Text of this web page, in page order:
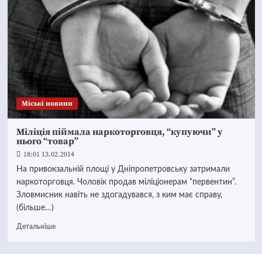
Mіські новини
Міліція піймала наркоторговця, “купуючи” у
нього “товар”
18:01 13.02.2014
На привокзальній площі у Дніпропетровську затримали
наркоторговця. Чоловік продав міліціонерам “первентин”.
Зловмисник навіть не здогадувався, з ким має справу,
(більше…)
Детальніше